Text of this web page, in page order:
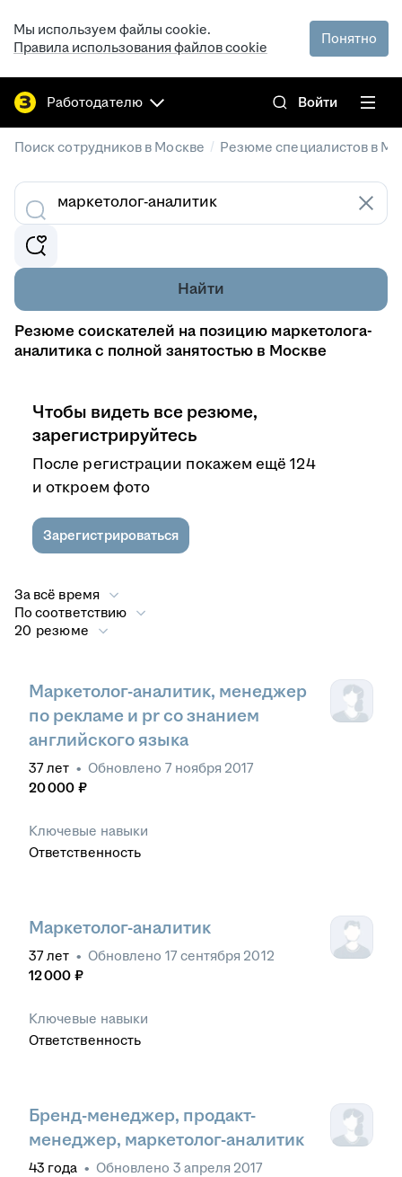
Мы используем файлы cookie.
Правила использования файлов cookie
Понятно
Работодателю Войти
Поиск сотрудников в Москве / Резюме специалистов в
Найти
Резюме соискателей на позицию маркетолога-
аналитика с полной занятостью в Москве
Чтобы видеть все резюме,
зарегистрируйтесь
После регистрации покажем ещё 124
и откроем фото
Зарегистрироваться
За всё время
По соответствию
20 резюме
Маркетолог-аналитик, менеджер
по рекламе и pr со знанием
английского языка
37лет • Обновлено 7 ноября 2017
20 000 ₽
Ключевые навыки
Ответственность
Маркетолог-аналитик
37лет • Обновлено 17 сентября 2012
12 000 ₽
Ключевые навыки
Ответственность
Бренд-менеджер, продакт-
менеджер, маркетолог-аналитик
43 года • Обновлено 3 апреля 2017